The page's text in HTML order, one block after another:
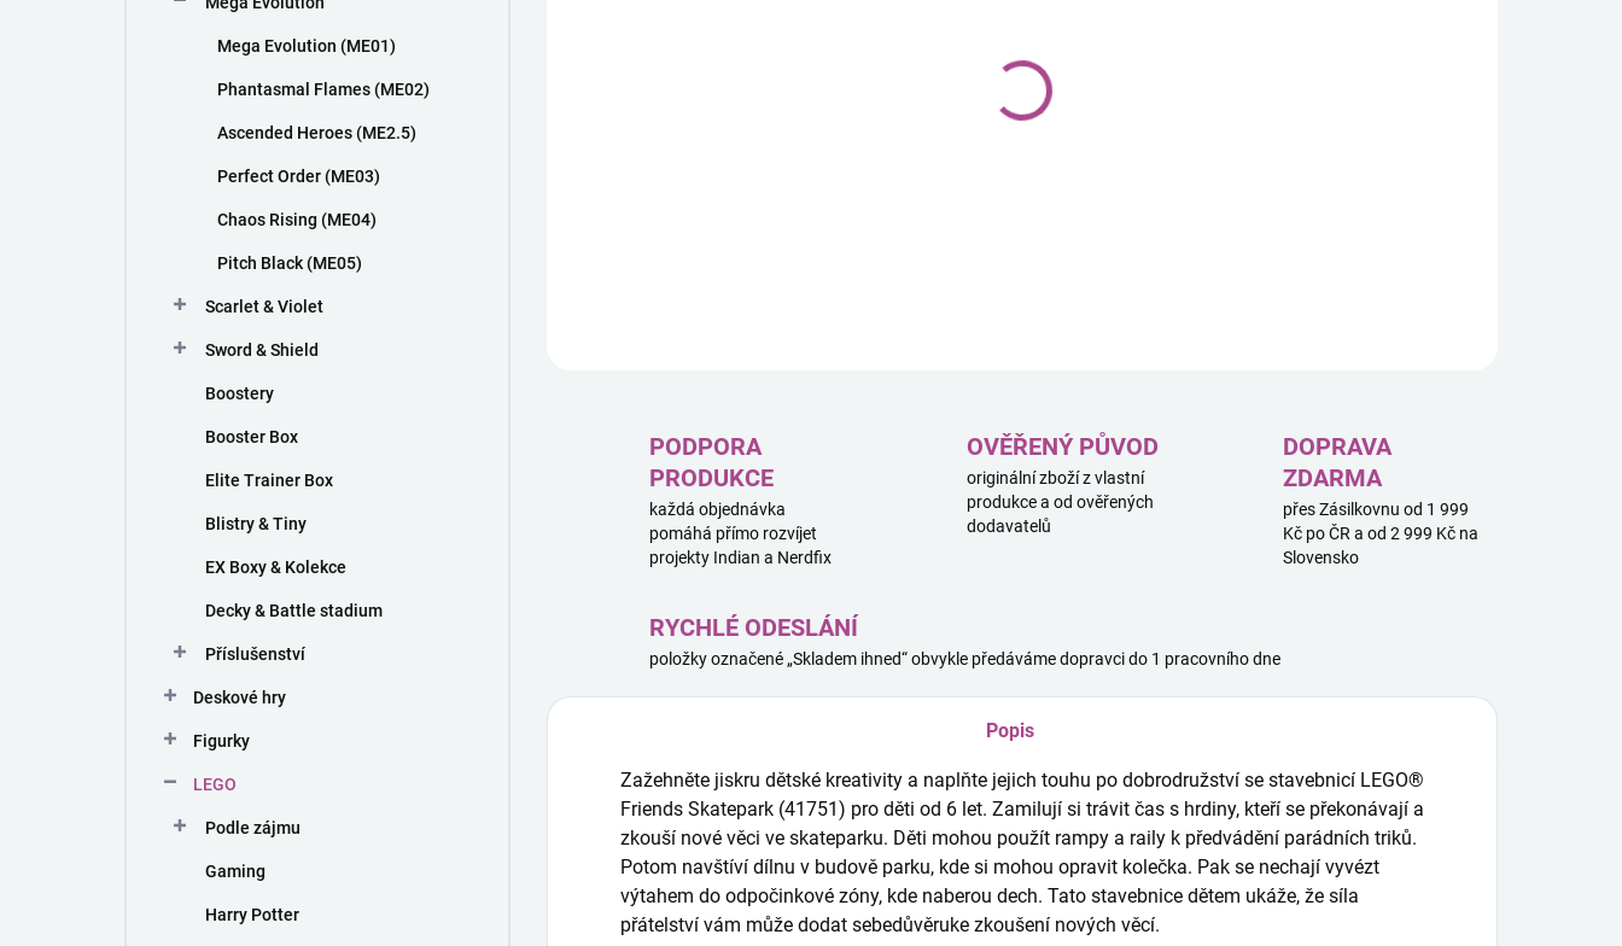
Mega Evolution (ME01)
Phantasmal Flames (ME02)
Ascended Heroes (ME2.5)
Perfect Order (ME03)
Chaos Rising (ME04)
Pitch Black (ME05)
Scarlet & Violet
Sword & Shield
Boostery
Booster Box
Elite Trainer Box
Blistry & Tiny
EX Boxy & Kolekce
Decky & Battle stadium
Příslušenství
Deskové hry
Figurky
LEGO
Podle zájmu
Gaming
Harry Potter
DETAILNÍ INFORMACE
PODPORA
PRODUKCE
každá objednávka
pomáhá přímo rozvíjet
projekty Indian a Nerdfix
OVĚŘENÝ PŮVOD
originální zboží z vlastní
produkce a od ověřených
dodavatelů
DOPRAVA
ZDARMA
přes Zásilkovnu od 1 999
Kč po ČR a od 2 999 Kč na
Slovensko
RYCHLÉ ODESLÁNÍ
položky označené „Skladem ihned“ obvykle předáváme dopravci do 1 pracovního dne
Popis
Zažehněte jiskru dětské kreativity a naplňte jejich touhu po dobrodružství se stavebnicí LEGO®
Friends Skatepark (41751) pro děti od 6 let. Zamilují si trávit čas s hrdiny, kteří se překonávají a
zkouší nové věci ve skateparku. Děti mohou použít rampy a raily k předvádění parádních triků.
Potom navštíví dílnu v budově parku, kde si mohou opravit kolečka. Pak se nechají vyvézt
výtahem do odpočinkové zóny, kde naberou dech. Tato stavebnice dětem ukáže, že síla
přátelství vám může dodat sebedůvěruke zkoušení nových věcí.